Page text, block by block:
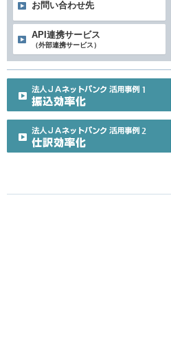
お問い合わせ先
API連携サービス
（外部連携サービス）